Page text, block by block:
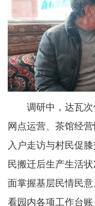
调研中，达瓦
网点运营、茶馆经
入户走访与村民促
民搬迁后生产生活
面掌握基层民情民
看园内各项工作台